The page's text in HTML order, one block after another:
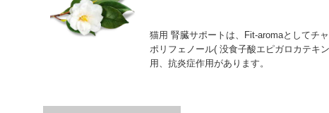
猫用 腎臓サポートは、Fit-aromaとしてチ
ポリフェノール( 没食子酸エピガロカテキ
用、抗炎症作用があります。